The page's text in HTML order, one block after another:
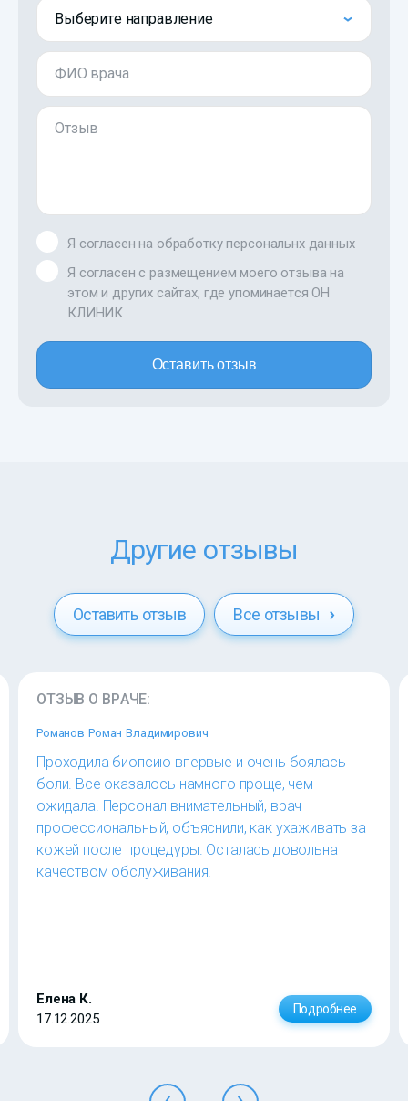
Выберите направление
ФИО врача
Отзыв
Я согласен на обработку персональнх данных
Я согласен с размещением моего отзыва на
этом и других сайтах, где упоминается ОН
КЛИНИК
Оставить отзыв
Другие отзывы
Оставить отзыв Все отзывы
ОТЗЫВ О ВРАЧЕ:
Романов Роман Владимирович
Проходила биопсию впервые и очень боялась
боли. Все оказалось намного проще, чем
ожидала. Персонал внимательный, врач
профессиональный, объяснили, как ухаживать за
кожей после процедуры. Осталась довольна
качеством обслуживания.
Елена К.
17.12.2025
Подробнее